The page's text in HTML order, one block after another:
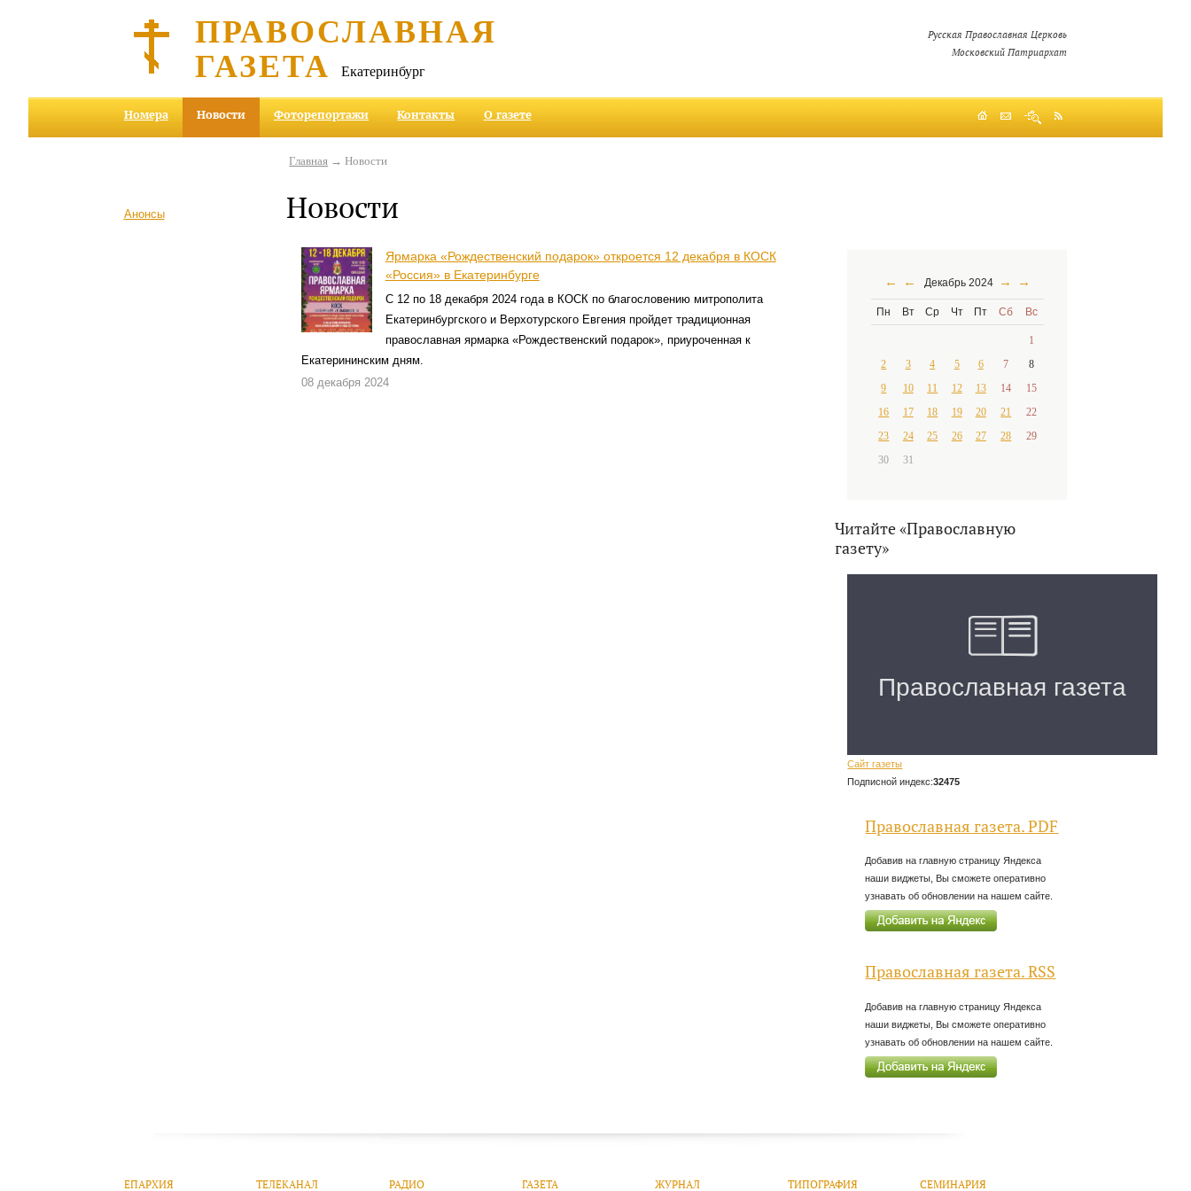
ПРАВОСЛАВНАЯ
ГАЗЕТА Екатеринбург
Русская Православная Церковь
Московский Патриархат
Номера Новости Фоторепортажи Контакты О газете
Анонсы
Главная → Новости
Новости
Ярмарка «Рождественский подарок» откроется 12 декабря в КОСК
«Россия» в Екатеринбурге
С 12 по 18 декабря 2024 года в КОСК по благословению митрополита
Екатеринбургского и Верхотурского Евгения пройдет традиционная
православная ярмарка «Рождественский подарок», приуроченная к
Екатерининским дням.
08 декабря 2024
← ← Декабрь 2024 → →
Пн Вт Ср Чт Пт Сб Вс
1
2
3 4 5 6 7
8
9
10 11 12 13 14
15
16
17 18 19 20 21
22
23
24 25 26 27 28
29
30
31
Читайте «Православную
газету»
Сайт газеты
Подписной индекс:32475
Православная газета. PDF
Добавив на главную страницу Яндекса
наши виджеты, Вы сможете оперативно
узнавать об обновлении на нашем сайте.
Православная газета. RSS
Добавив на главную страницу Яндекса
наши виджеты, Вы сможете оперативно
узнавать об обновлении на нашем сайте.
ЕПАРХИЯ ТЕЛЕКАНАЛ РАДИО ГАЗЕТА ЖУРНАЛ ТИПОГРАФИЯ СЕМИНАРИЯ